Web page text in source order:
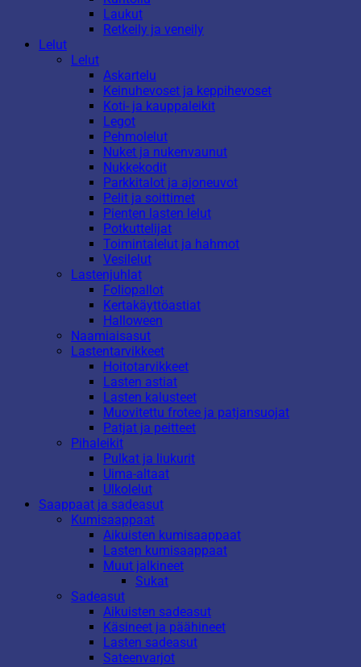
Laukut
Retkeily ja veneily
Lelut
Lelut
Askartelu
Keinuhevoset ja keppihevoset
Koti- ja kauppaleikit
Legot
Pehmolelut
Nuket ja nukenvaunut
Nukkekodit
Parkkitalot ja ajoneuvot
Pelit ja soittimet
Pienten lasten lelut
Potkuttelijat
Toimintalelut ja hahmot
Vesilelut
Lastenjuhlat
Foliopallot
Kertakäyttöastiat
Halloween
Naamiaisasut
Lastentarvikkeet
Hoitotarvikkeet
Lasten astiat
Lasten kalusteet
Muovitettu frotee ja patjansuojat
Patjat ja peitteet
Pihaleikit
Pulkat ja liukurit
Uima-altaat
Ulkolelut
Saappaat ja sadeasut
Kumisaappaat
Aikuisten kumisaappaat
Lasten kumisaappaat
Muut jalkineet
Sukat
Sadeasut
Aikuisten sadeasut
Käsineet ja päähineet
Lasten sadeasut
Sateenvarjot